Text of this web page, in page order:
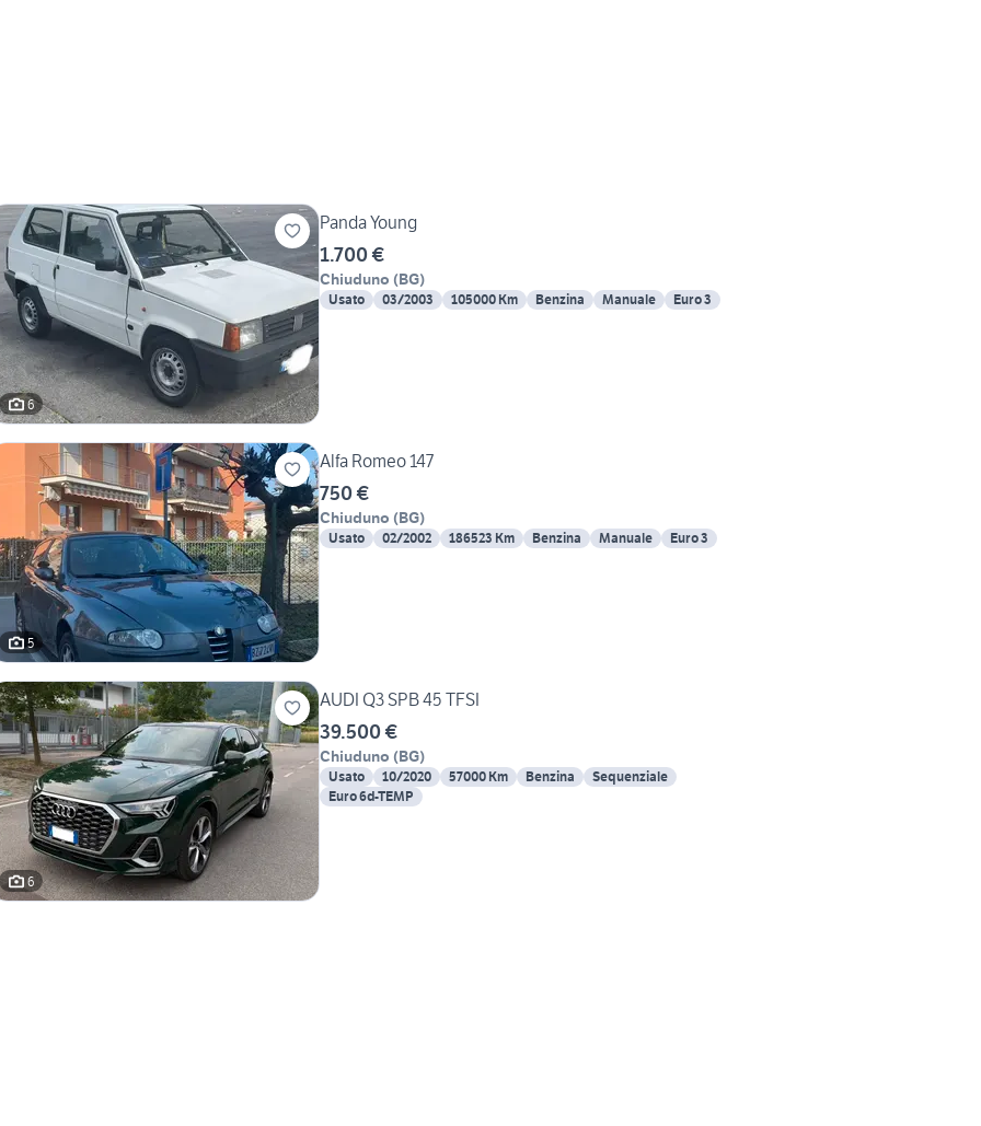
6
Panda Young
1.700 €
Chiuduno (BG)
Usato 03/2003 105000 Km Benzina Manuale Euro 3
5
Alfa Romeo 147
750 €
Chiuduno (BG)
Usato 02/2002 186523 Km Benzina Manuale Euro 3
6
AUDI Q3 SPB 45 TFSI
39.500 €
Chiuduno (BG)
Usato 10/2020 57000 Km Benzina
Sequenziale
Euro 6d-TEMP